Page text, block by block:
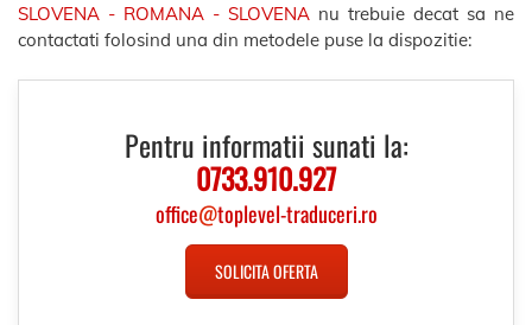
SLOVENA - ROMANA - SLOVENA nu trebuie decat sa ne
contactati folosind una din metodele puse la dispozitie:
Pentru informatii sunati la:
0733.910.927
office@toplevel-traduceri.ro
SOLICITA OFERTA